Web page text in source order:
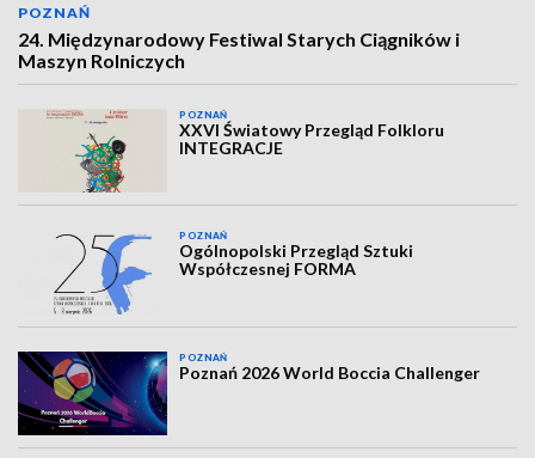
POZNAŃ
24. Międzynarodowy Festiwal Starych Ciągników i
Maszyn Rolniczych
POZNAŃ
XXVI Światowy Przegląd Folkloru
INTEGRACJE
POZNAŃ
Ogólnopolski Przegląd Sztuki
Współczesnej FORMA
POZNAŃ
Poznań 2026 World Boccia Challenger